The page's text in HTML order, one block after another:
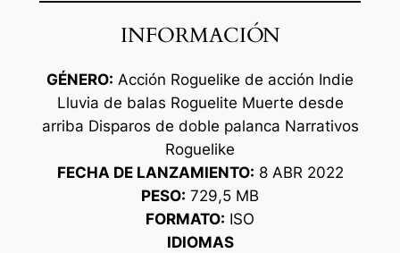
INFORMACIÓN
GÉNERO: Acción Roguelike de acción Indie
Lluvia de balas Roguelite Muerte desde
arriba Disparos de doble palanca Narrativos
Roguelike
FECHA DE LANZAMIENTO: 8 ABR 2022
PESO: 729,5 MB
FORMATO: ISO
IDIOMAS